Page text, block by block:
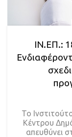
ΙΝ.ΕΠ.:
Το
Κέντρου
απευθύνει